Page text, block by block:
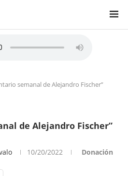
semanal de Alejandro Fischer”
de Alejandro Fischer”
10/20/2022 Donación